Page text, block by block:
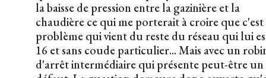
la baisse de pression entre la gazinière et la
chaudière ce qui me porterait à croire que
problème qui vient du reste du réseau qui lui
16 et sans coude particulier... Mais avec un
d'arrêt intermédiaire qui présente peut-être un